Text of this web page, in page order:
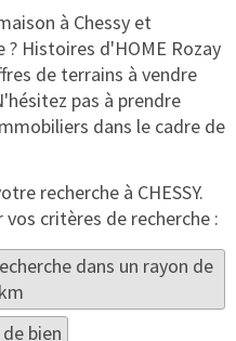
à Chessy et
? Histoires d'HOME Rozay
de terrains à vendre
pas à prendre
dans le cadre de
recherche à CHESSY.
critères de recherche :
dans un rayon de
bien